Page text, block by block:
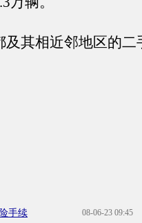
及其相近邻地区的二
08-06-23 09:45
手续